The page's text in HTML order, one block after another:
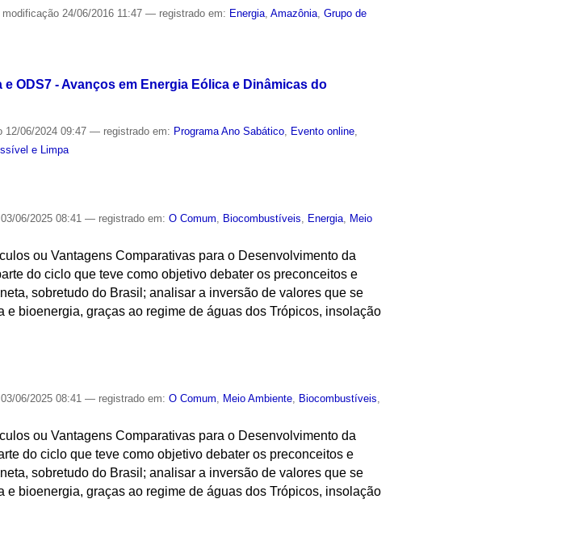
modificação 24/06/2016 11:47— registrado em: Energia ,Amazônia ,Grupo de
ODS7 - Avanços em Energia Eólica e Dinâmicas do
12/06/2024 09:47— registrado em: Programa Ano Sabático, Evento online,
e Limpa
03/06/2025 08:41— registrado em:O Comum Biocombustíveis Energia
Meio
ou Vantagens Comparativas para o Desenvolvimento da
do ciclo que teve como objetivo debater os preconceitos e
sobretudo do Brasil; analisar a inversão de valores que se
bioenergia, graças ao regime de águas dos Trópicos, insolação
03/06/2025 08:41— registrado em:O Comum Meio Ambiente Biocombustíveis
ou Vantagens Comparativas para o Desenvolvimento da
do ciclo que teve como objetivo debater os preconceitos e
sobretudo do Brasil; analisar a inversão de valores que se
bioenergia, graças ao regime de águas dos Trópicos, insolação